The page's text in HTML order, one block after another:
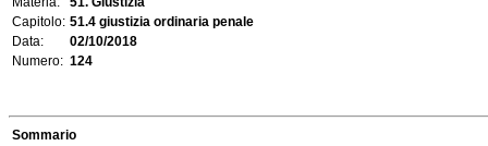
Capitolo: 51.4 giustizia ordinaria penale
Data:
02/10/2018
Numero: 124
Sommario